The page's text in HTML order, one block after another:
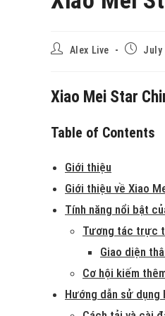
Alex Live July
Xiao Mei Star
Table of Contents
Giới thiệu
Giới thiệu về Xiao
Tính năng nổi bật
Tương tác trực
Giao diện
Cơ hội kiếm
Hướng dẫn sử dụng